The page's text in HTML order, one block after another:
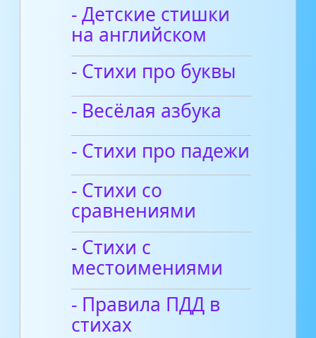
- Детские стишки
на английском
- Стихи про буквы
- Весёлая азбука
- Стихи про падежи
- Стихи со
сравнениями
- Стихи с
местоимениями
- Правила ПДД в
стихах